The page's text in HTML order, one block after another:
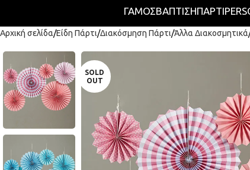
ΓΑΜΟΣΒΑΠΤΙΣΗΠΆΡΤΙ
Αρχική σελίδα Είδη Πάρτι Διακόσμηση Πάρτι Άλλα Διακοσμητικά
SOLD
OUT